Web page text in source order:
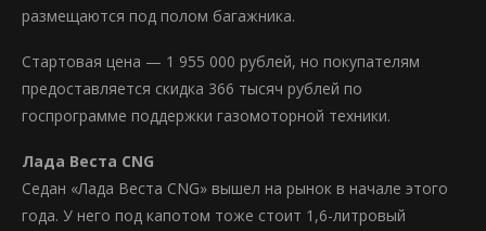
размещаются под полом багажника.
Стартовая цена — 1 955 000 рублей, но покупателям
предоставляется скидка 366 тысяч рублей по
госпрограмме поддержки газомоторной техники.
Лада Веста CNG
Седан «Лада Веста CNG» вышел на рынок в начале этого
года. У него под капотом тоже стоит 1,6-литровый